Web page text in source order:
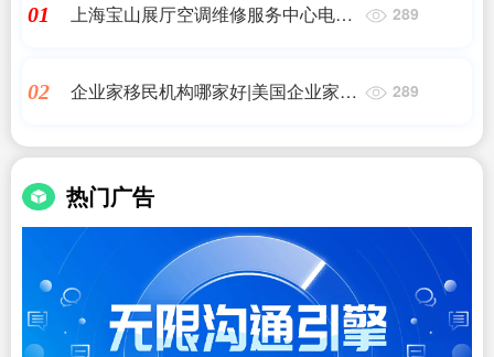
01
上海宝山展厅空调维修服务中心电话
289
02
企业家移民机构哪家好|美国企业家移
要多久?
289
热门广告